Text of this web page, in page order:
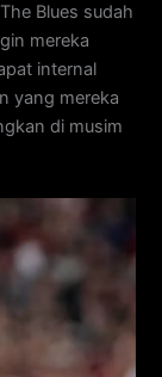
Blues sudah
mereka
internal
yang mereka
di musim